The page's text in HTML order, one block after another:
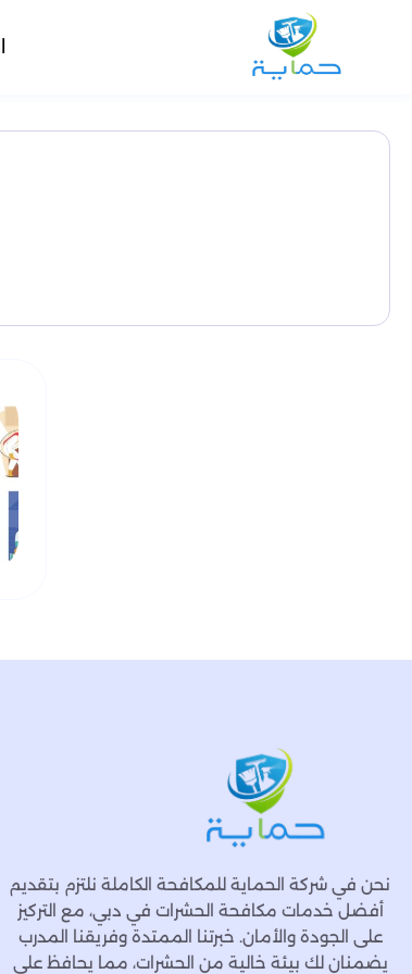
نحن في شركة الحماية للمكافحة الكاملة نلتزم بتقديم
أفضل خدمات مكافحة الحشرات في دبي، مع التركيز
على الجودة والأمان. خبرتنا الممتدة وفريقنا المدرب
يضمنان لك بيئة خالية من الحشرات، مما يحافظ على